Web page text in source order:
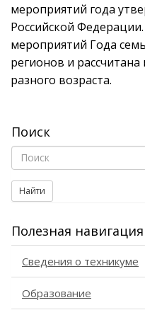
мероприятий года
Российской
мероприятий Года
регионов и
разного возраста.
Поиск
Найти
Полезная навигация
Сведения о техникуме
Образование